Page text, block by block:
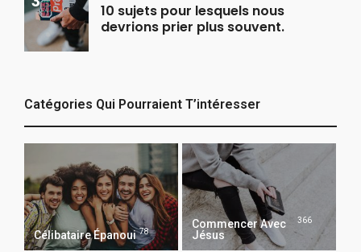
10 sujets pour lesquels nous
devrions prier plus souvent.
Catégories Qui Pourraient T’intéresser
Célibataire Épanoui 78
Commencer Avec
Jésus
366